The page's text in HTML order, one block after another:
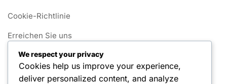
Cookie-Richtlinie
Erreichen Sie uns
Allgemeine Geschäftsbedingungen
Ihre Privatsphäre
We respect your privacy
Cookies help us improve your experience,
deliver personalized content, and analyze